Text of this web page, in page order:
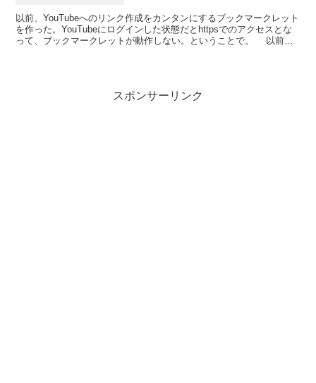
以前、YouTubeへのリンク作成をカンタンにするブックマークレット
を作った。YouTubeにログインした状態だとhttpsでのアクセスとな
って、ブックマークレットが動作しない。ということで。 以前作
スポンサーリンク